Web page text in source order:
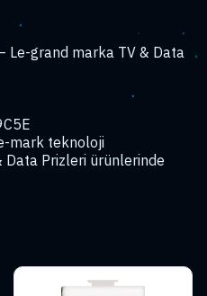
Le-grand marka TV & Data
mark teknoloji
Data Prizleri ürünlerinde